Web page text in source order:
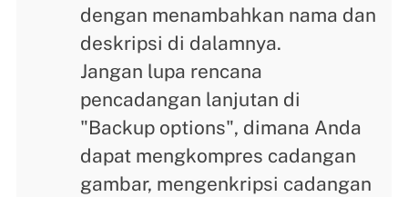
dengan menambahkan nama dan
deskripsi di dalamnya.
Jangan lupa rencana
pencadangan lanjutan di
"Backup options", dimana Anda
dapat mengkompres cadangan
gambar, mengenkripsi cadangan